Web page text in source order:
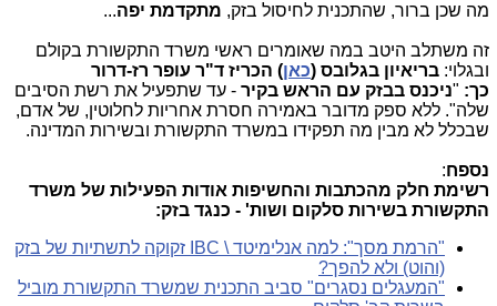
מה שכן ברור, שהתכנית לחיסול בזק, מתקדמת יפה...
זה משתלב היטב במה שאומרים ראשי משרד התקשורת בקולם
ובגלוי: בריאיון בגלובס (כאן) הכריז ד"ר עופר רז-דרור
כך: "ניכנס בבזק עם הראש בקיר - עד שתפעיל את רשת הסיבים
שלה". ללא ספק מדובר באמירה חסרת אחריות לחלוטין, של אדם,
שבכלל לא מבין מה תפקידו במשרד התקשורת ובשירות המדינה.
נספח:
רשימת חלק מהכתבות והחשיפות אודות הפעילות של משרד
התקשורת בשירות סלקום ושות' - כנגד בזק:
"הרמת מסך": למה אנלימיטד \ IBC זקוקה לתשתיות של בזק
(והוט) ולא להפך?
"המעגלים נסגרים" סביב התכנית שמשרד התקשורת מוביל